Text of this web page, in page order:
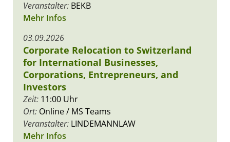
Veranstalter: BEKB
Mehr Infos
03.09.2026
Corporate Relocation to Switzerland
for International Businesses,
Corporations, Entrepreneurs, and
Investors
Zeit: 11:00 Uhr
Ort: Online / MS Teams
Veranstalter: LINDEMANNLAW
Mehr Infos